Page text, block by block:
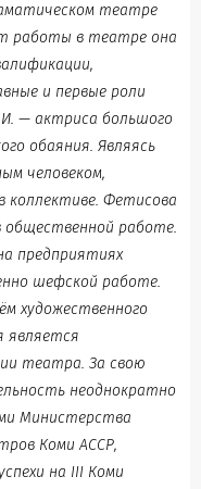
театре
работы в театре она
и первые роли
— актриса большого
обаяния. Являясь
человеком,
коллективе. Фетисова
общественной работе.
предприятиях
шефской работе.
художественного
является
театра. За свою
неоднократно
Министерства
Коми АССР,
на III Коми